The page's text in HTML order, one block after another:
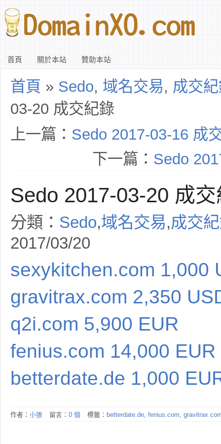
首頁 關於本站 贊助本站
首頁 » Sedo, 域名交易, 成交
03-20 成交紀錄
上一篇： Sedo 2017-03-16 成
下一篇： Sedo
Sedo 2017-03-20 成
分類： Sedo,域名交易,成交
2017/03/20
sexykitchen.com 1,000
gravitrax.com 2,350
q2i.com 5,900 EUR
fenius.com 14,000 EUR
betterdate.de 1,000
作者： 小張 留言： 0 個 標籤： betterdate.de, fenius.com,